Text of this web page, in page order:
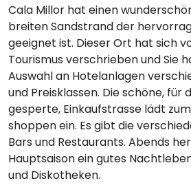
Cala Millor hat einen
breiten Sandstrand der
geeignet ist. Dieser Ort hat sich
Tourismus verschrieben und Sie
Auswahl an Hotelanlagen
und Preisklassen. Die schöne, für
gesperte, Einkaufstrasse lädt
shoppen ein. Es gibt die
Bars und Restaurants. Abends
Hauptsaison ein gutes
und Diskotheken.